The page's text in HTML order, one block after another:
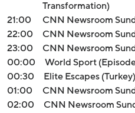
Transformation)
21:00
CNN Newsroom
22:00
CNN Newsroom
23:00
CNN Newsroom
00:00
World Sport
00:30
Elite Escapes (Turkey)
01:00
CNN Newsroom
02:00
CNN Newsroom